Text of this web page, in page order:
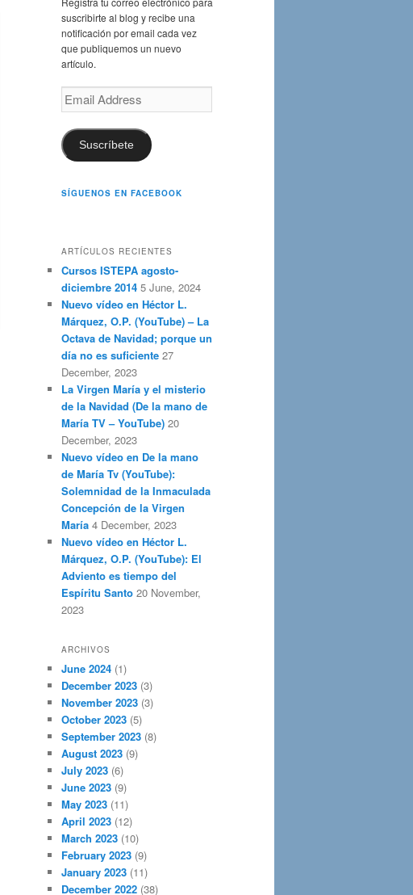
suscribirte al blog y recibe una
notificación por email cada vez
que publiquemos un nuevo
artículo.
Email
Address
Suscríbete
SÍGUENOS EN FACEBOOK
ARTÍCULOS RECIENTES
Cursos ISTEPA agosto-
diciembre 2014 5 June, 2024
Nuevo vídeo en Héctor L.
Márquez, O.P. (YouTube) – La
Octava de Navidad; porque un
día no es suficiente 27
December, 2023
La Virgen María y el misterio
de la Navidad (De la mano de
María TV – YouTube) 20
December, 2023
Nuevo vídeo en De la mano
de María Tv (YouTube):
Solemnidad de la Inmaculada
Concepción de la Virgen
María 4 December, 2023
Nuevo vídeo en Héctor L.
Márquez, O.P. (YouTube): El
Adviento es tiempo del
Espíritu Santo 20 November,
2023
ARCHIVOS
June 2024 (1)
December 2023 (3)
November 2023 (3)
October 2023 (5)
September 2023 (8)
August 2023 (9)
July 2023 (6)
June 2023 (9)
May 2023 (11)
April 2023 (12)
March 2023 (10)
February 2023 (9)
January 2023 (11)
December 2022 (38)